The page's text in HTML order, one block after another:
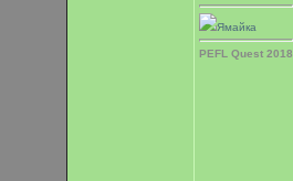
Ямайка
PEFL Quest 2018